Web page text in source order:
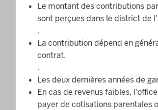
Le montant des contributions
sont perçues dans le district de
.
La contribution dépend en
contrat.
.
Les deux dernières années de
En cas de revenus faibles,
payer de cotisations parentales